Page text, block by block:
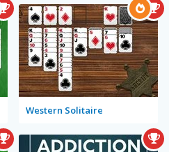
Western Solitaire